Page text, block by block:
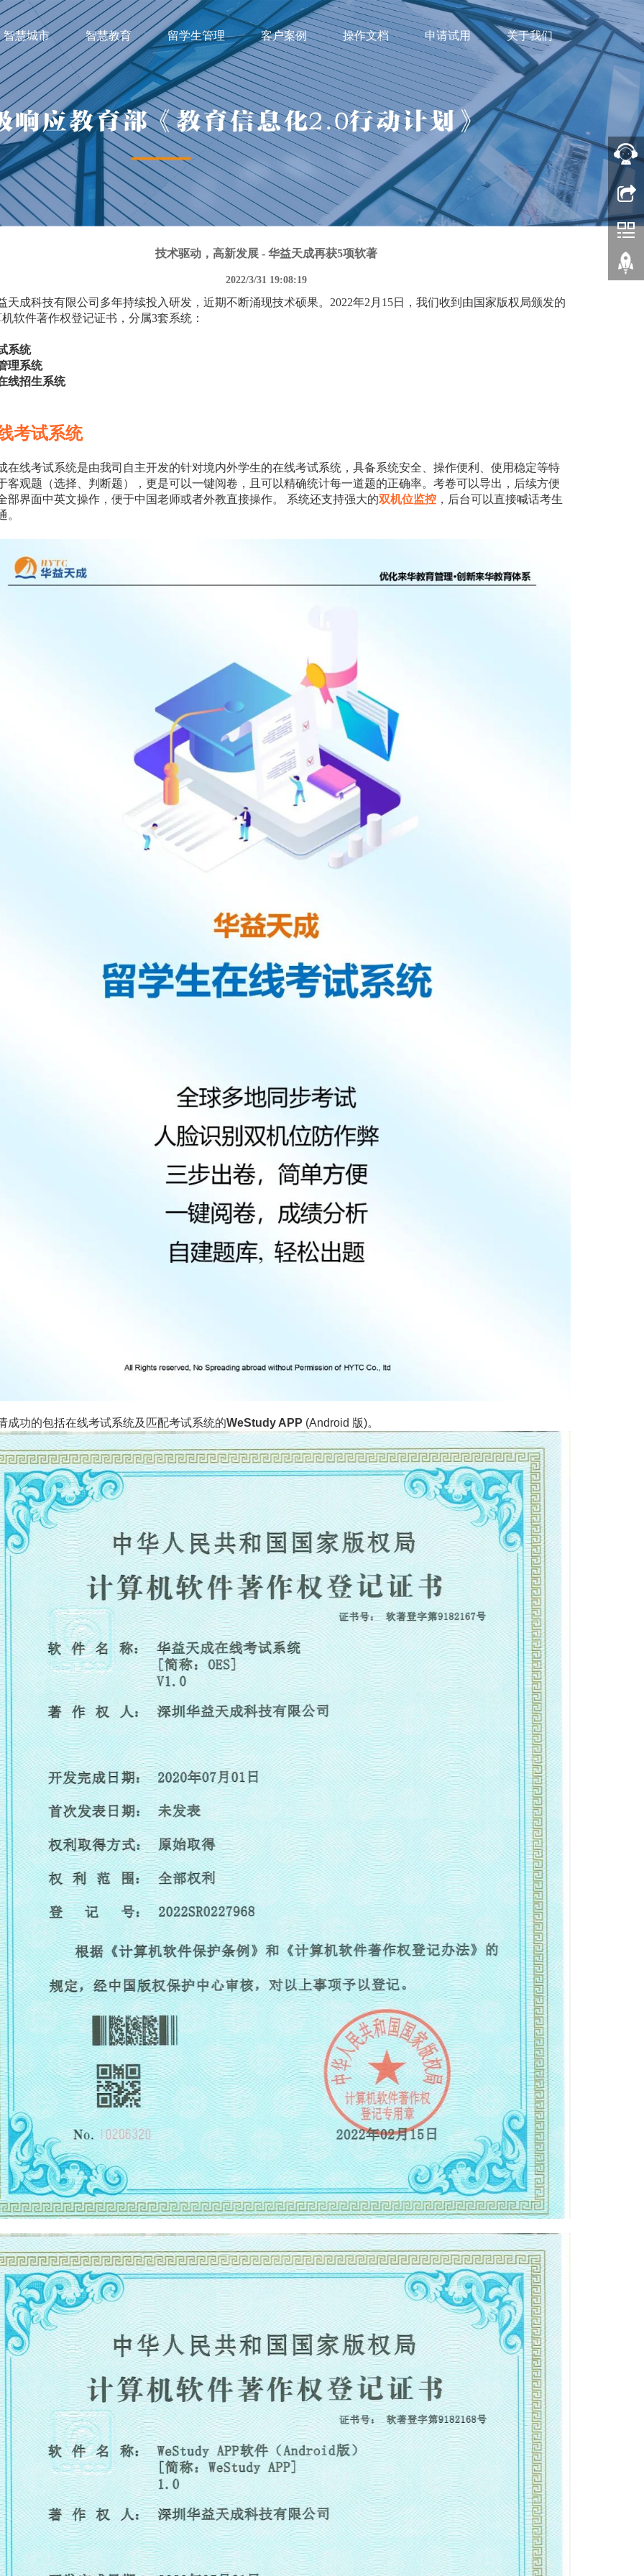
智慧城市 智慧教育 留学生管理 客户案例 操作文档 申请试用 关于我们
技术驱动，高新发展 - 华益天成再获5项软著
2022/3/31 19:08:19
天成科技有限公司多年持续投入研发，近期不断涌现技术硕果。 2022年2月15日，我们收到由国家版权局颁发的
软件著作权登记证书，分属3套系统：
系统
理系统
线招生系统
考试系统
在线考试系统是由我司自主开发的针对境内外学生的在线考试系统，具备系统安全、操作便利、使用稳定等特
客观题（选择、判断题），更是可以一键阅卷，且可以精确统计每一道题的正确率。考卷可以导出，后续方便
部界面中英文操作，便于中国老师或者外教直接操作。
系统还支持强大的双机位监控，后台可以直接喊话考生
。
成功的包括在线考试系统及匹配考试系统的WeStudy APP (Android 版)。